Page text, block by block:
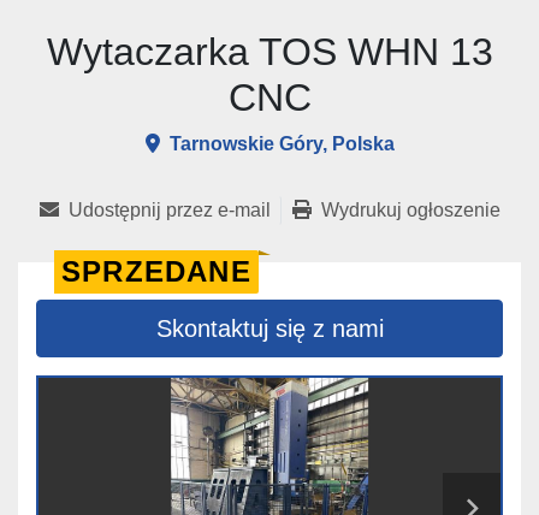
Wytaczarka TOS WHN 13
CNC
Tarnowskie Góry, Polska
Udostępnij przez e-mail Wydrukuj ogłoszenie
SPRZEDANE
Skontaktuj się z nami